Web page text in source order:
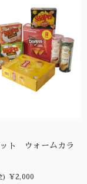
ット ウォームカラ
) ¥2,000